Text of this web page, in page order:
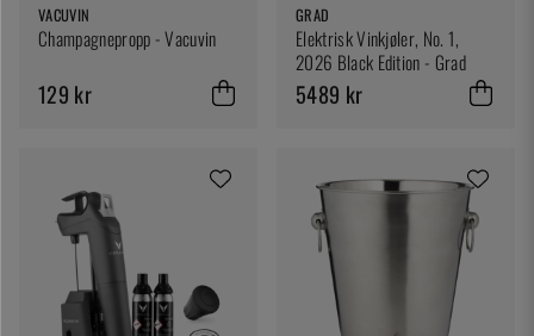
VACUVIN
Champagnepropp - Vacuvin
129 kr
GRAD
Elektrisk Vinkjøler, No. 1,
2026 Black Edition - Grad
5489 kr